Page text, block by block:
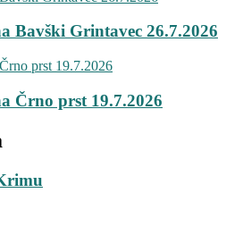
Bavški Grintavec 26.7.2026
Črno prst 19.7.2026